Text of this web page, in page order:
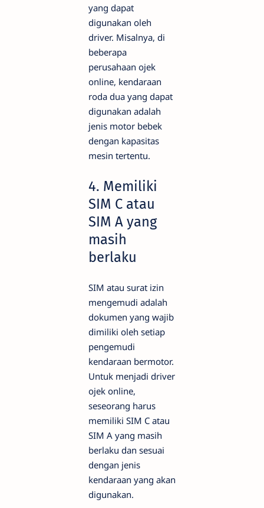
yang dapat
digunakan oleh
driver. Misalnya, di
beberapa
perusahaan ojek
online, kendaraan
roda dua yang dapat
digunakan adalah
jenis motor bebek
dengan kapasitas
mesin tertentu.
4. Memiliki
SIM C atau
SIM A yang
masih
berlaku
SIM atau surat izin
mengemudi adalah
dokumen yang wajib
dimiliki oleh setiap
pengemudi
kendaraan bermotor.
Untuk menjadi driver
ojek online,
seseorang harus
memiliki SIM C atau
SIM A yang masih
berlaku dan sesuai
dengan jenis
kendaraan yang akan
digunakan.